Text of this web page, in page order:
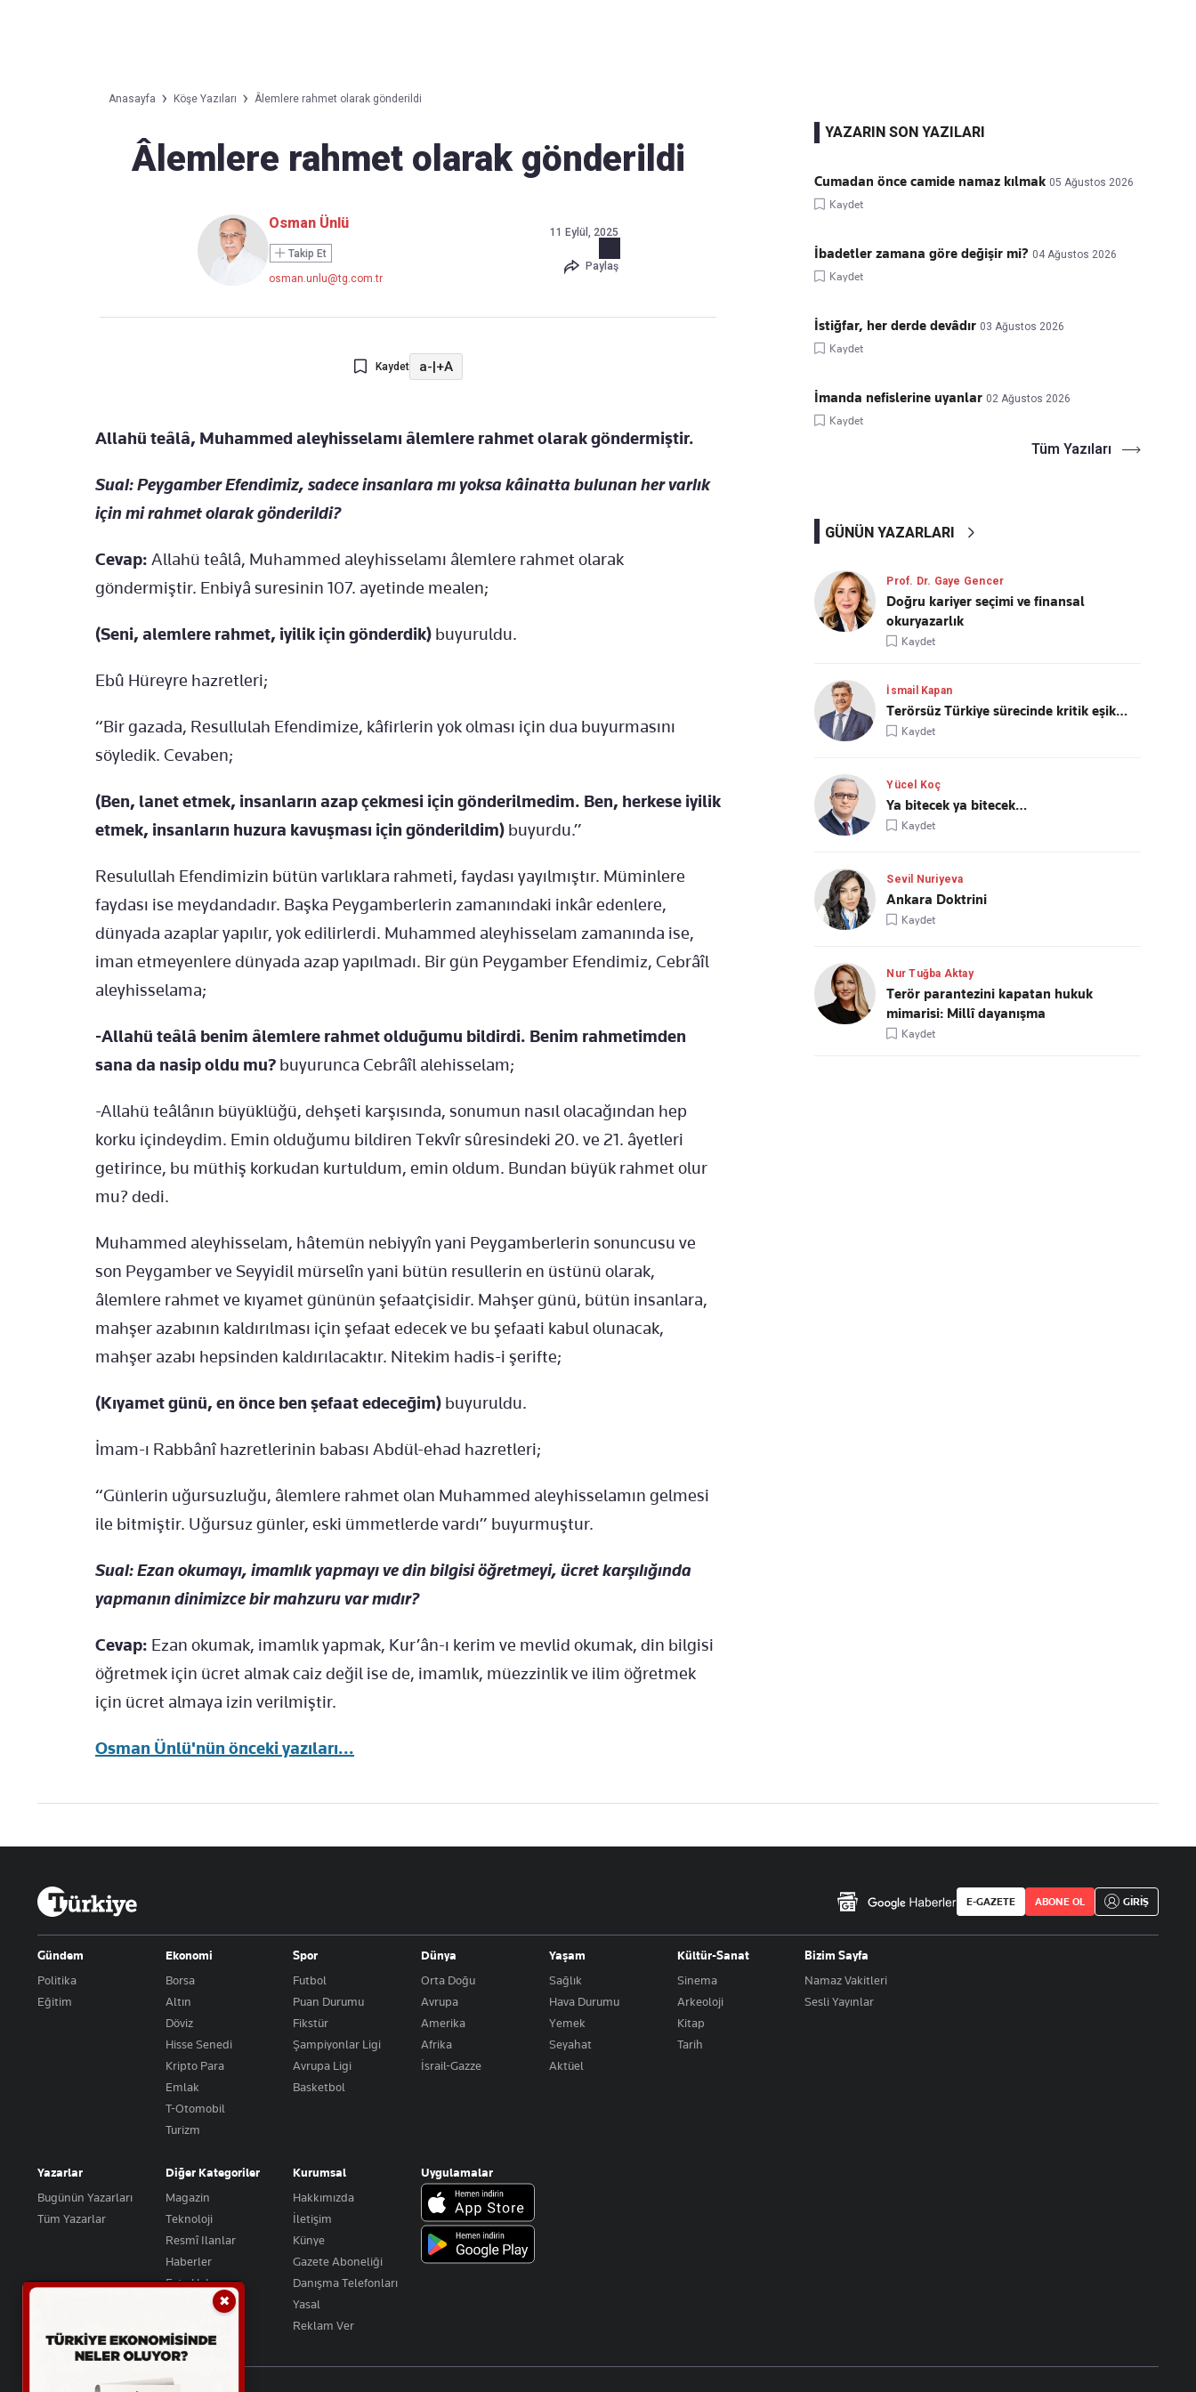
Favori mecralarınızda haber
Anasayfa Köşe Yazıları Âlemlere rahmet olarak gönderildi
Âlemlere rahmet olarak gönderildi
Osman Ünlü
Takip Et
osman.unlu@tg.com.tr
11 Eylül, 2025
Paylaş
Kaydet a-|+A
Allahü teâlâ, Muhammed aleyhisselamı âlemlere rahmet olarak göndermiştir.
Sual: Peygamber Efendimiz, sadece insanlara mı yoksa kâinatta bulunan her varlık
için mi rahmet olarak gönderildi?
Cevap: Allahü teâlâ, Muhammed aleyhisselamı âlemlere rahmet olarak
göndermiştir. Enbiyâ suresinin 107. ayetinde mealen;
(Seni, alemlere rahmet, iyilik için gönderdik) buyuruldu.
Ebû Hüreyre hazretleri;
“Bir gazada, Resullulah Efendimize, kâfirlerin yok olması için dua buyurmasını
söyledik. Cevaben;
(Ben, lanet etmek, insanların azap çekmesi için gönderilmedim. Ben, herkese iyilik
etmek, insanların huzura kavuşması için gönderildim) buyurdu.”
Resulullah Efendimizin bütün varlıklara rahmeti, faydası yayılmıştır. Müminlere
faydası ise meydandadır. Başka Peygamberlerin zamanındaki inkâr edenlere,
dünyada azaplar yapılır, yok edilirlerdi. Muhammed aleyhisselam zamanında ise,
iman etmeyenlere dünyada azap yapılmadı. Bir gün Peygamber Efendimiz, Cebrâîl
aleyhisselama;
-Allahü teâlâ benim âlemlere rahmet olduğumu bildirdi. Benim rahmetimden
sana da nasip oldu mu? buyurunca Cebrâîl alehisselam;
-Allahü teâlânın büyüklüğü, dehşeti karşısında, sonumun nasıl olacağından hep
korku içindeydim. Emin olduğumu bildiren Tekvîr sûresindeki 20. ve 21. âyetleri
getirince, bu müthiş korkudan kurtuldum, emin oldum. Bundan büyük rahmet olur
mu? dedi.
Muhammed aleyhisselam, hâtemün nebiyyîn yani Peygamberlerin sonuncusu ve
son Peygamber ve Seyyidil mürselîn yani bütün resullerin en üstünü olarak,
âlemlere rahmet ve kıyamet gününün şefaatçisidir. Mahşer günü, bütün insanlara,
mahşer azabının kaldırılması için şefaat edecek ve bu şefaati kabul olunacak,
mahşer azabı hepsinden kaldırılacaktır. Nitekim hadis-i şerifte;
(Kıyamet günü, en önce ben şefaat edeceğim) buyuruldu.
İmam-ı Rabbânî hazretlerinin babası Abdül-ehad hazretleri;
“Günlerin uğursuzluğu, âlemlere rahmet olan Muhammed aleyhisselamın gelmesi
ile bitmiştir. Uğursuz günler, eski ümmetlerde vardı” buyurmuştur.
Sual: Ezan okumayı, imamlık yapmayı ve din bilgisi öğretmeyi, ücret karşılığında
yapmanın dinimizce bir mahzuru var mıdır?
Cevap: Ezan okumak, imamlık yapmak, Kur’ân-ı kerim ve mevlid okumak, din bilgisi
öğretmek için ücret almak caiz değil ise de, imamlık, müezzinlik ve ilim öğretmek
için ücret almaya izin verilmiştir.
Osman Ünlü'nün önceki yazıları...
YAZARIN SON YAZILARI
Cumadan önce camide namaz kılmak 05 Ağustos 2026
Kaydet
İbadetler zamana göre değişir mi? 04 Ağustos 2026
Kaydet
İstiğfar, her derde devâdır 03 Ağustos 2026
Kaydet
İmanda nefislerine uyanlar 02 Ağustos 2026
Kaydet
Tüm Yazıları
GÜNÜN YAZARLARI
Prof. Dr. Gaye Gencer
Doğru kariyer seçimi ve finansal
okuryazarlık
Kaydet
İsmail Kapan
Terörsüz Türkiye sürecinde kritik eşik…
Kaydet
Yücel Koç
Ya bitecek ya bitecek…
Kaydet
Sevil Nuriyeva
Ankara Doktrini
Kaydet
Nur Tuğba Aktay
Terör parantezini kapatan hukuk
mimarisi: Millî dayanışma
Kaydet
E-GAZETE ABONE OL GİRİŞ
Gündem
Politika
Eğitim
Ekonomi
Borsa
Altın
Döviz
Hisse Senedi
Kripto Para
Emlak
T-Otomobil
Turizm
Spor
Futbol
Puan Durumu
Fikstür
Şampiyonlar Ligi
Avrupa Ligi
Basketbol
Dünya
Orta Doğu
Avrupa
Amerika
Afrika
İsrail-Gazze
Yaşam
Sağlık
Hava Durumu
Yemek
Seyahat
Aktüel
Kültür-Sanat
Sinema
Arkeoloji
Kitap
Tarih
Bizim Sayfa
Namaz Vakitleri
Sesli Yayınlar
Yazarlar
Bugünün Yazarları
Tüm Yazarlar
Diğer Kategoriler
Magazin
Teknoloji
Resmî Ilanlar
Haberler
Foto Haber
Video Galeri
Kurumsal
Hakkımızda
İletişim
Künye
Gazete Aboneliği
Danışma Telefonları
Yasal
Reklam Ver
Uygulamalar
✖